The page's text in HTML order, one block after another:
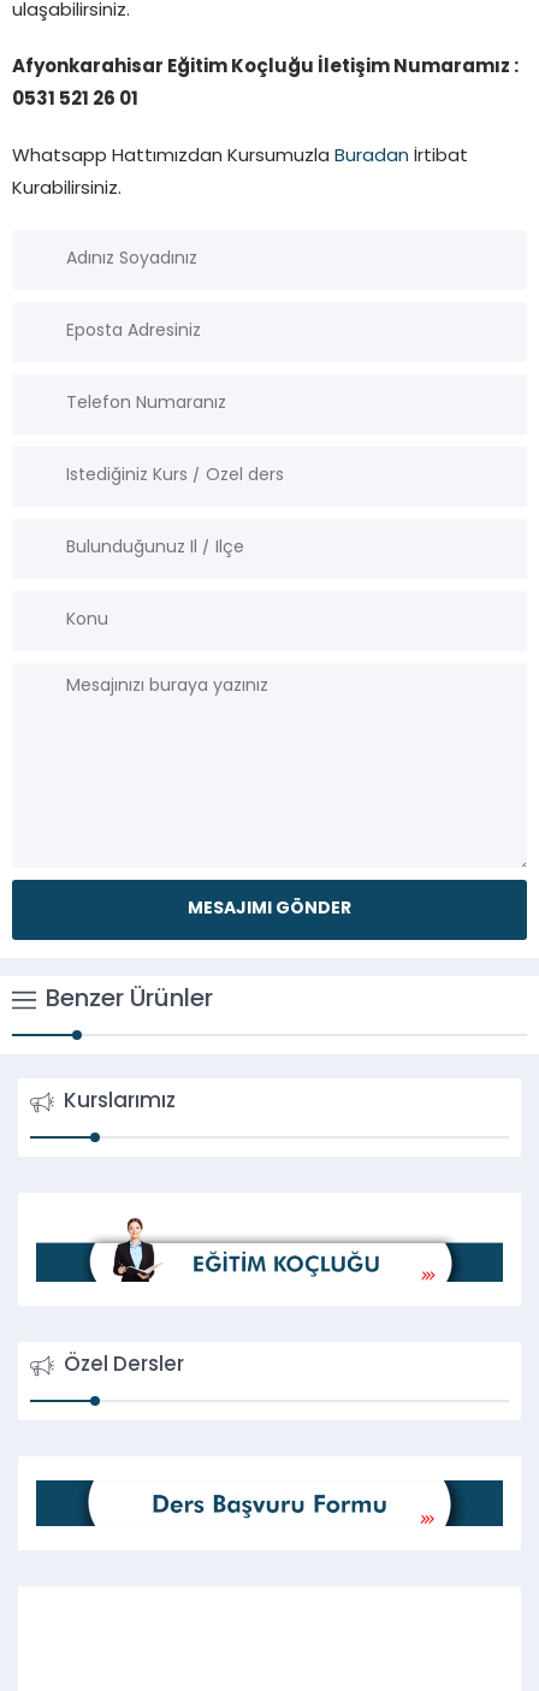
ulaşabilirsiniz.
Afyonkarahisar Eğitim Koçluğu İletişim Numaramız :
0531 521 26 01
Whatsapp Hattımızdan Kursumuzla Buradan İrtibat
Kurabilirsiniz.
Benzer Ürünler
Kurslarımız
Özel Dersler